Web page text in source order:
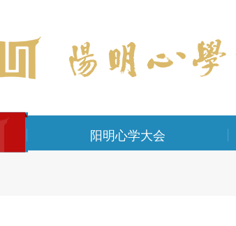
阳明心学大会